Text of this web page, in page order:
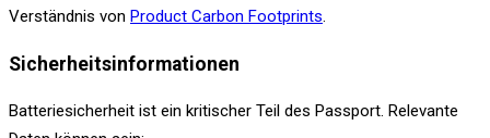
Verständnis von Product Carbon Footprints.
Sicherheitsinformationen
Batteriesicherheit ist ein kritischer Teil des Passport. Relevante